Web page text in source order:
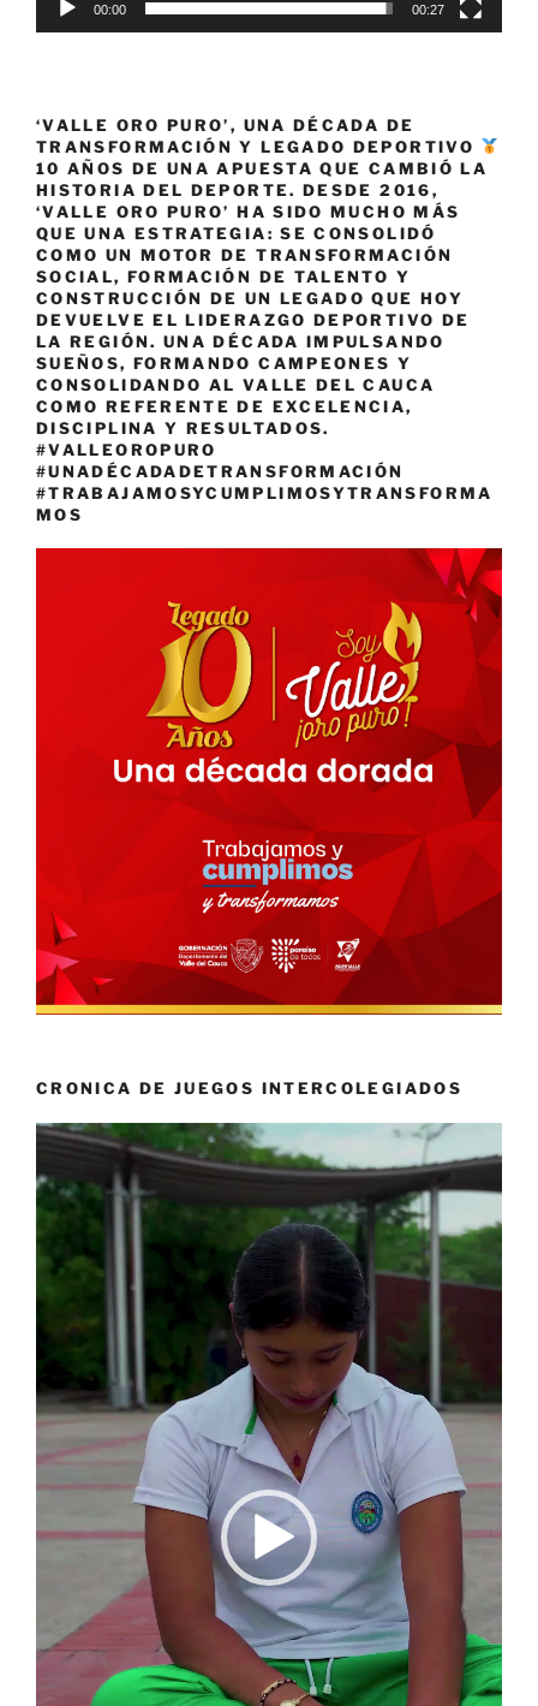
00:00 00:27
‘VALLE ORO PURO’, UNA DÉCADA DE
TRANSFORMACIÓN Y LEGADO DEPORTIVO
10 AÑOS DE UNA APUESTA QUE CAMBIÓ LA
HISTORIA DEL DEPORTE. DESDE 2016,
‘VALLE ORO PURO’ HA SIDO MUCHO MÁS
QUE UNA ESTRATEGIA: SE CONSOLIDÓ
COMO UN MOTOR DE TRANSFORMACIÓN
SOCIAL, FORMACIÓN DE TALENTO Y
CONSTRUCCIÓN DE UN LEGADO QUE HOY
DEVUELVE EL LIDERAZGO DEPORTIVO DE
LA REGIÓN. UNA DÉCADA IMPULSANDO
SUEÑOS, FORMANDO CAMPEONES Y
CONSOLIDANDO AL VALLE DEL CAUCA
COMO REFERENTE DE EXCELENCIA,
DISCIPLINA Y RESULTADOS.
#VALLEOROPURO
#UNADÉCADADETRANSFORMACIÓN
#TRABAJAMOSYCUMPLIMOSYTRANSFORMA
MOS
CRONICA DE JUEGOS INTERCOLEGIADOS
Reproductor
vídeo